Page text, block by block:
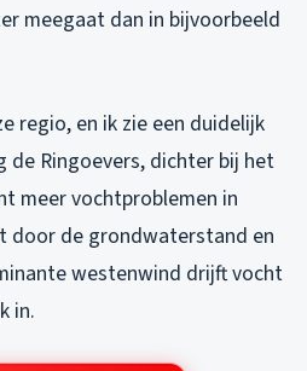
meegaat dan in bijvoorbeeld
regio, en ik zie een duidelijk
de Ringoevers, dichter bij het
meer vochtproblemen in
door de grondwaterstand en
westenwind drijft vocht
in.